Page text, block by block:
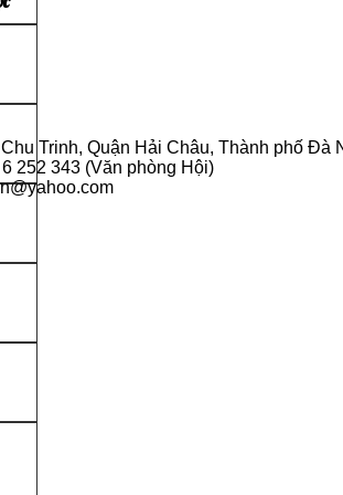
Trinh, Quận Hải Châu, Thành phố Đà
252 343 (Văn phòng Hội)